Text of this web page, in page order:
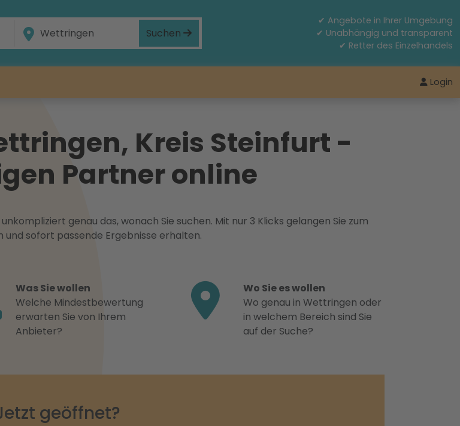
Suchen
✔ Angebote in Ihrer Umgebung
✔ Unabhängig und transparent
✔ Retter des Einzelhandels
Login
Kreis Steinfurt -
Partner online
genau das, wonach Sie suchen. Mit nur 3 Klicks gelangen Sie zum
sofort passende Ergebnisse erhalten.
Was Sie wollen
Welche Mindestbewertung
erwarten Sie von Ihrem
Anbieter?
Wo Sie es wollen
Wo genau in Wettringen oder
in welchem Bereich sind Sie
auf der Suche?
geöffnet?